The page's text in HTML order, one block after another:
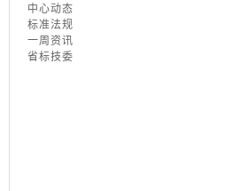
中心动态
标准法规
一周资讯
省标技委